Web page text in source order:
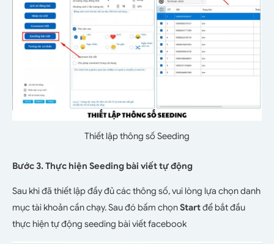
Thiết lập thông số Seeding
Bước 3. Thực hiện Seeding bài viết tự động
Sau khi đã thiết lập đầy đủ các thông số, vui lòng lựa chọn danh
mục tài khoản cần chạy. Sau đó bấm chọnStartđể bắt đầu
thực hiện tự động seeding bài viết facebook